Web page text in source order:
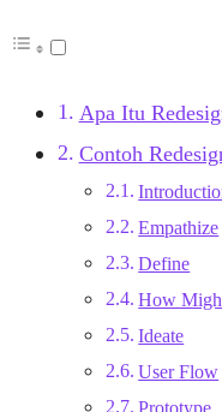
Apa Itu
Contoh
Empathize
Define
How
Ideate
User Flow